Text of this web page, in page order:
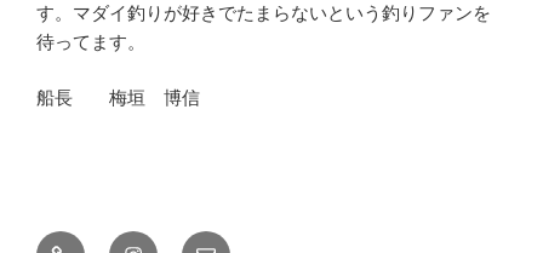
す。マダイ釣りが好きでたまらないという釣りファンを
待ってます。
船長 梅垣 博信
釣 Instagramメ